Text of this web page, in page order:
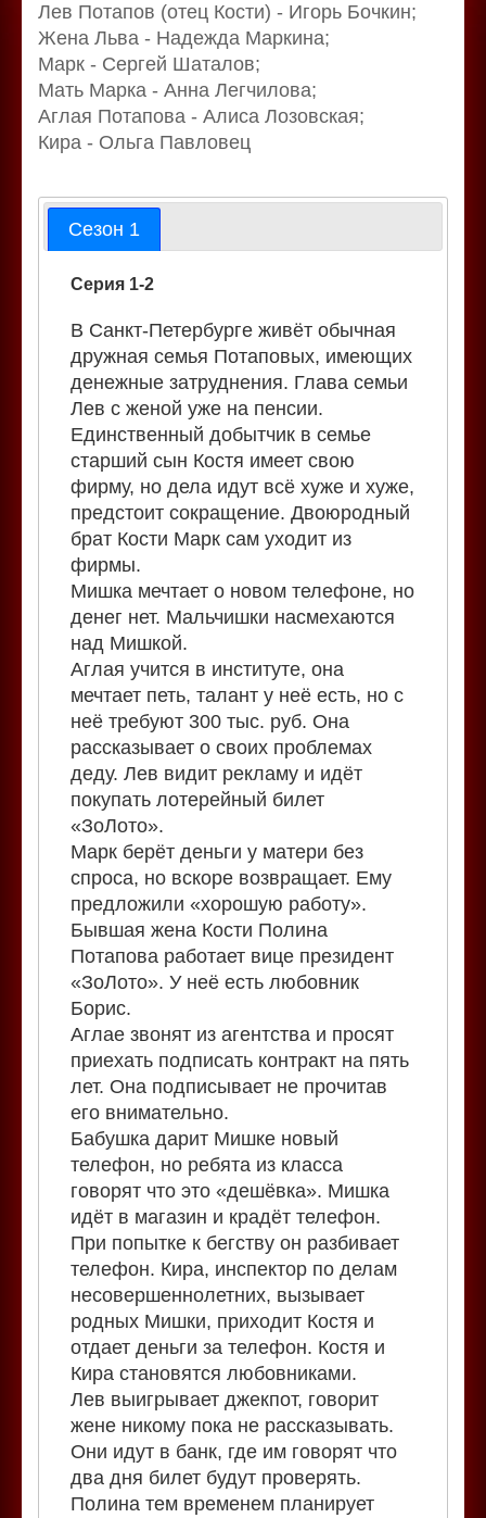
Лев Потапов (отец Кости) - Игорь Бочкин;
Жена Льва - Надежда Маркина;
Марк - Сергей Шаталов;
Мать Марка - Анна Легчилова;
Аглая Потапова - Алиса Лозовская;
Кира - Ольга Павловец
Сезон 1
Серия 1-2
В Санкт-Петербурге живёт обычная
дружная семья Потаповых, имеющих
денежные затруднения. Глава семьи
Лев с женой уже на пенсии.
Единственный добытчик в семье
старший сын Костя имеет свою
фирму, но дела идут всё хуже и хуже,
предстоит сокращение. Двоюродный
брат Кости Марк сам уходит из
фирмы.
Мишка мечтает о новом телефоне, но
денег нет. Мальчишки насмехаются
над Мишкой.
Аглая учится в институте, она
мечтает петь, талант у неё есть, но с
неё требуют 300 тыс. руб. Она
рассказывает о своих проблемах
деду. Лев видит рекламу и идёт
покупать лотерейный билет
«ЗоЛото».
Марк берёт деньги у матери без
спроса, но вскоре возвращает. Ему
предложили «хорошую работу».
Бывшая жена Кости Полина
Потапова работает вице президент
«ЗоЛото». У неё есть любовник
Борис.
Аглае звонят из агентства и просят
приехать подписать контракт на пять
лет. Она подписывает не прочитав
его внимательно.
Бабушка дарит Мишке новый
телефон, но ребята из класса
говорят что это «дешёвка». Мишка
идёт в магазин и крадёт телефон.
При попытке к бегству он разбивает
телефон. Кира, инспектор по делам
несовершеннолетних, вызывает
родных Мишки, приходит Костя и
отдает деньги за телефон. Костя и
Кира становятся любовниками.
Лев выигрывает джекпот, говорит
жене никому пока не рассказывать.
Они идут в банк, где им говорят что
два дня билет будут проверять.
Полина тем временем планирует